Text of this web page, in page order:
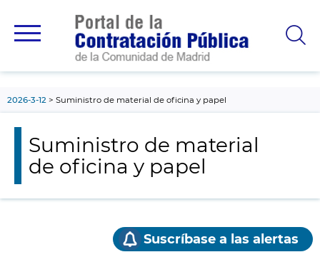
principal
2026-3-12 Suministro de material de oficina y papel
Suministro de material
de oficina y papel
Suscríbase a las alertas